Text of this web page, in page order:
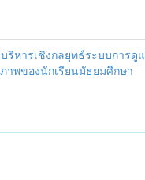
หารเชิงกลยุทธ์ระบบการดู
าพของนักเรียนมัธยมศึกษา